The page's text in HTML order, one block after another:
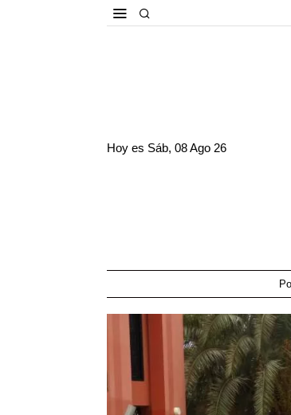
Hoy es Sáb, 08 Ago 26